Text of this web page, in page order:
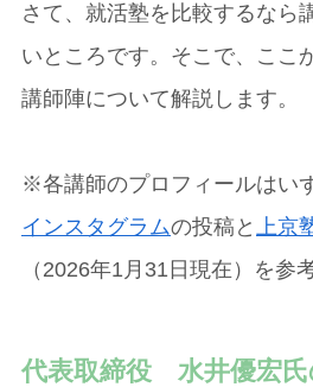
さて、就活塾を比較するなら
いところです。そこで、ここ
講師陣について解説します。
※各講師のプロフィールはい
インスタグラムの投稿と 上京
（2026年1月31日現在）を参
代表取締役 水井優宏